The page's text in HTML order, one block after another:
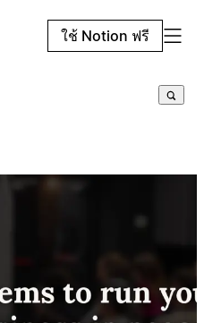
ใช้ Notion ฟรี